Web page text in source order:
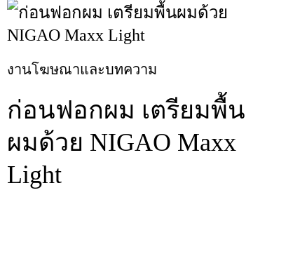
งานโฆษณาและบทความ
ก่อนฟอกผม เตรียมพื้น
ผมด้วย NIGAO Maxx
Light